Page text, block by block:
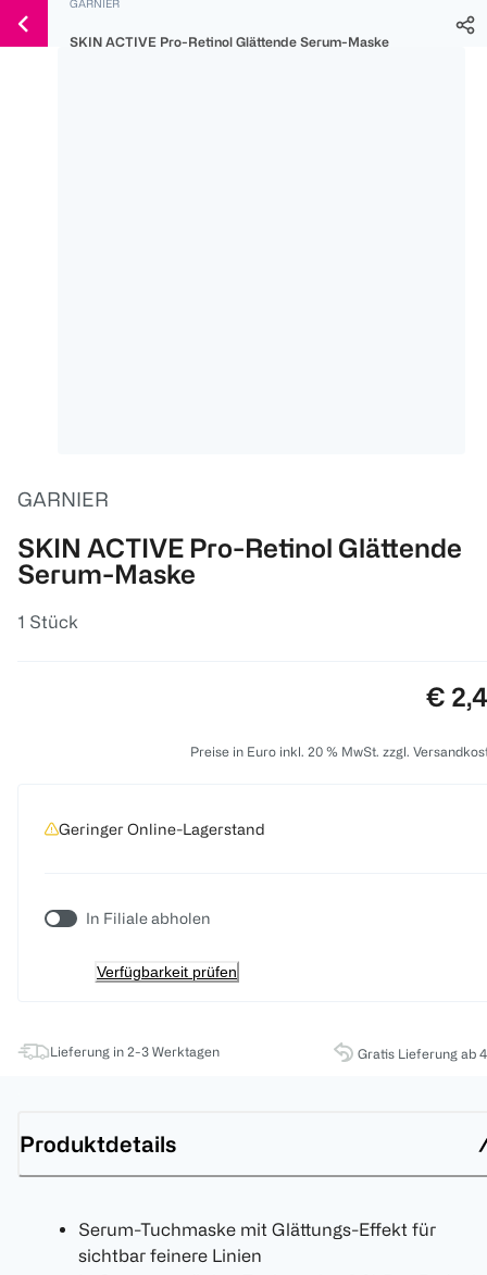
150 Ös
300 Ös
500 Ös
Weiter
zum
GARNIER
SKIN ACTIVE Pro-Retinol Glättende Serum-Maske
GARNIER
SKIN ACTIVE Pro-Retinol Glättende
Serum-Maske
1 Stück
€
Preise in Euro inkl. 20 % MwSt. zzgl.
Geringer Online-Lagerstand
In Filiale abholen
Verfügbarkeit prüfen
Lieferung in 2-3 Werktagen Gratis Lieferung ab
Produktdetails
Serum-Tuchmaske mit Glättungs-Effekt für
sichtbar feinere Linien